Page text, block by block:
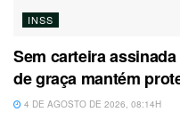
INSS
Sem carteira
de graça mantém
4 DE AGOSTO DE 2026, 08:14H